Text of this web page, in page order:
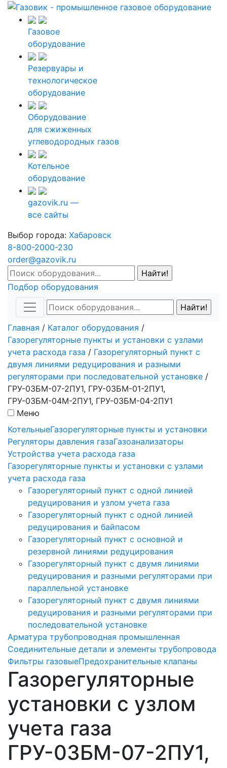
Газовое
оборудование
Резервуары и
технологическое
оборудование
Оборудование
для сжиженных
углеводородных газов
Котельное
оборудование
gazovik.ru —
все сайты
Выбор города: Хабаровск
8-800-2000-230
order@gazovik.ru
Подбор оборудования
Главная / Каталог оборудования /
Газорегуляторные пункты и установки с узлами
учета расхода газа / Газорегуляторный пункт с
двумя линиями редуцирования и разными
регуляторами при последовательной установке /
ГРУ-03БМ-07-2ПУ1, ГРУ-03БМ-01-2ПУ1,
ГРУ-03БМ-04М-2ПУ1, ГРУ-03БМ-04-2ПУ1
Меню
КотельныеГазорегуляторные пункты и установки
Регуляторы давления газаГазоанализаторы
Устройства учета расхода газа
Газорегуляторные пункты и установки с узлами
учета расхода газа
Газорегуляторный пункт с одной линией
редуцирования и узлом учета газа
Газорегуляторный пункт с одной линией
редуцирования и байпасом
Газорегуляторный пункт c основной и
резервной линиями редуцирования
Газорегуляторный пункт с двумя линиями
редуцирования и разными регуляторами при
параллельной установке
Газорегуляторный пункт с двумя линиями
редуцирования и разными регуляторами при
последовательной установке
Арматура трубопроводная промышленная
Соединительные детали и элементы трубопровода
Фильтры газовыеПредохранительные клапаны
Газорегуляторные
установки с узлом
учета газа
ГРУ-03БМ-07-2ПУ1,